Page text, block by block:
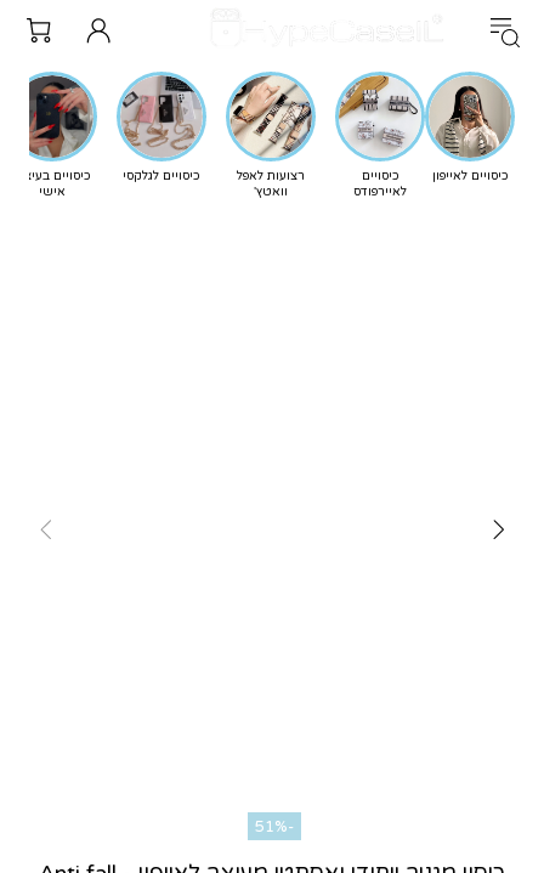
כיסויים לאייפון
כיסויים
לאיירפודס
רצועות לאפל
וואטץ'
כיסויים לגלקסי
כיסויים בעיצוב
אישי
-51%